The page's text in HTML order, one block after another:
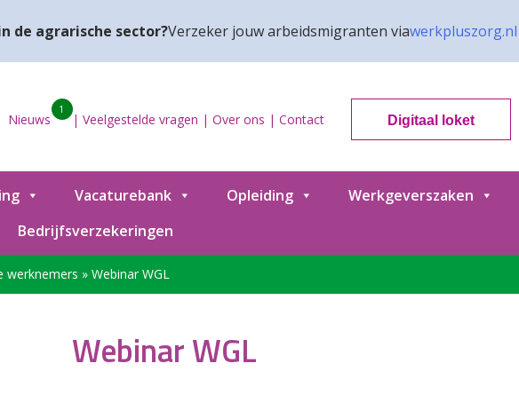
de agrarische sector?Verzeker jouw arbeidsmigranten viawerkpluszorg.nl
Nieuws
1
| Veelgestelde vragen | Over ons | Contact Digitaal loket
Vacaturebank Opleiding
Werkgeverszaken
Bedrijfsverzekeringen
werknemers » Webinar WGL
Webinar WGL